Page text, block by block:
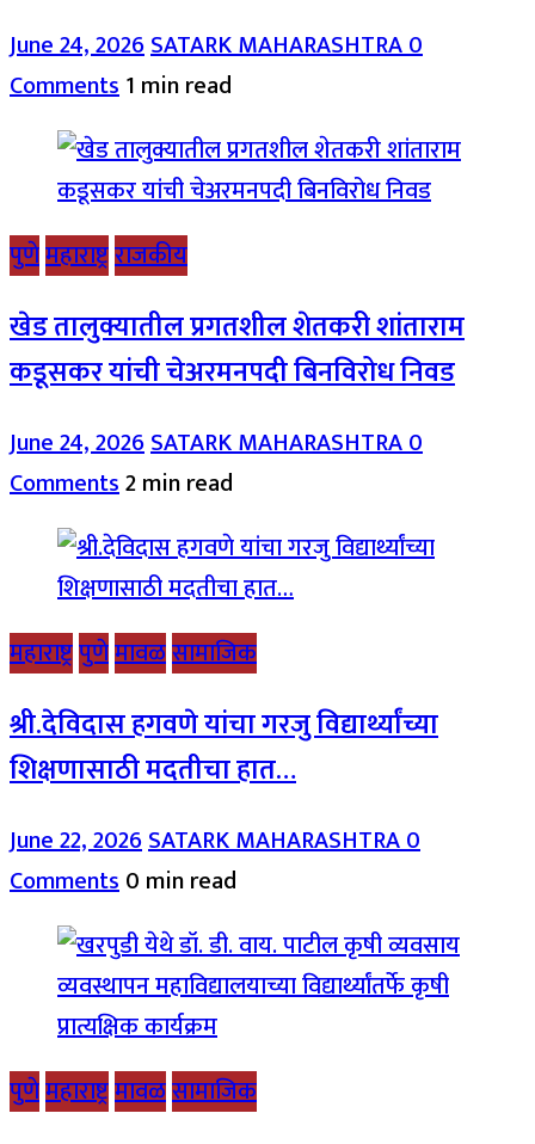
June 24, 2026SATARK MAHARASHTRA0
Comments1 min read
पुणेमहाराष्ट्रराजकीय
खेड तालुक्यातील प्रगतशील शेतकरी शांताराम
कडूसकर यांची चेअरमनपदी बिनविरोध निवड
June 24, 2026SATARK MAHARASHTRA0
Comments2 min read
महाराष्ट्रपुणेमावळसामाजिक
श्री.देविदास हगवणे यांचा गरजु विद्यार्थ्यांच्या
शिक्षणासाठी मदतीचा हात…
June 22, 2026SATARK MAHARASHTRA0
Comments0 min read
पुणेमहाराष्ट्रमावळसामाजिक